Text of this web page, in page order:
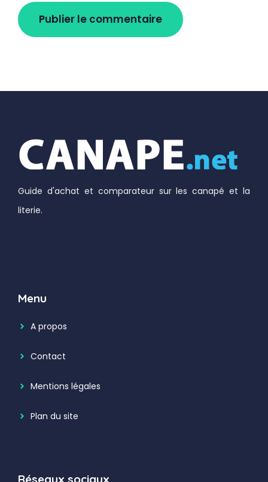
Guide d'achat et comparateur sur les canapé et la
literie.
Menu
A propos
Contact
Mentions légales
Plan du site
Réseaux sociaux